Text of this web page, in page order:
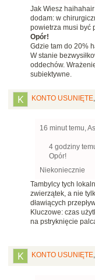
Jak Wiesz
dodam: w
powietrza musi być
Opór!
Gdzie tam do 20%
W stanie
oddechów.
subiektywne.
KONTO USUNIĘTE,
16 minut temu,
4 godziny
Opór!
Niekoniecznie
Tambylcy tych
zwierzątek, a nie
dławiących
Kluczowe: czas
na pstryknięcie
KONTO USUNIĘTE,